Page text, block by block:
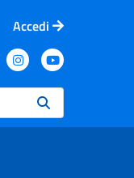
Accedi